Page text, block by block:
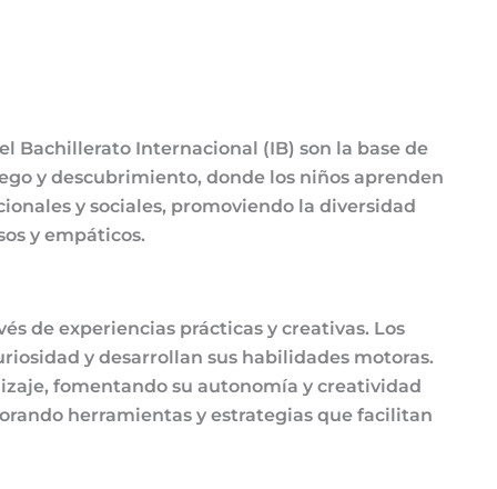
Bachillerato Internacional (IB) son la base de
y descubrimiento, donde los niños aprenden
y sociales, promoviendo la diversidad
y empáticos.
de experiencias prácticas y creativas. Los
y desarrollan sus habilidades motoras.
fomentando su autonomía y creatividad
herramientas y estrategias que facilitan